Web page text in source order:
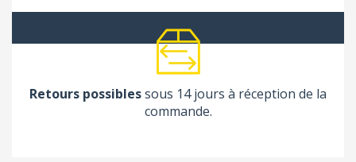
Retours possiblessous 14 jours à réception de la
commande.